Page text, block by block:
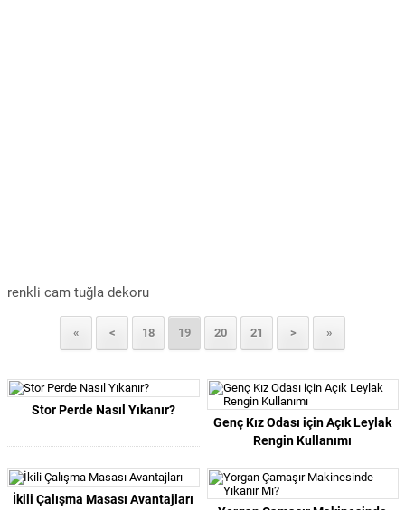
renkli cam tuğla dekoru
« < 18 19 20 21 > »
Stor Perde Nasıl Yıkanır?
Genç Kız Odası için Açık Leylak
Rengin Kullanımı
İkili Çalışma Masası Avantajları